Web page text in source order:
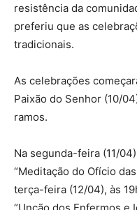
resistência da
preferiu que as
tradicionais.
As celebrações
Paixão do Senhor (10/
ramos.
Na segunda-feira (11/
“Meditação do Ofício
terça-feira (12/04), às